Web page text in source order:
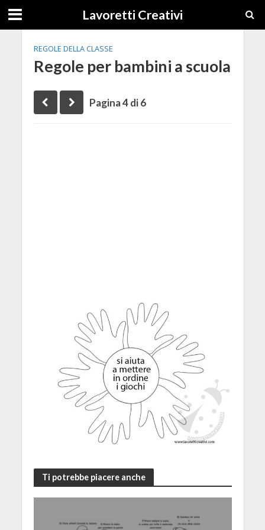
Lavoretti Creativi
REGOLE DELLA CLASSE
Regole per bambini a scuola
Pagina 4 di 6
Ti potrebbe piacere anche